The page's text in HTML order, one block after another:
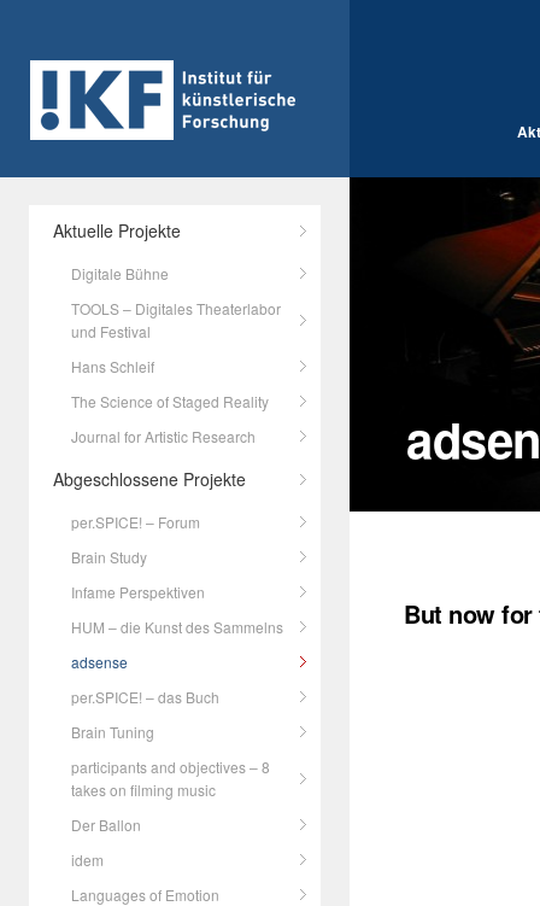
Aktuelle Projekte
Digitale Bühne
TOOLS – Digitales Theaterlabor
und Festival
Hans Schleif
The Science of Staged Reality
Journal for Artistic Research
Abgeschlossene Projekte
per.SPICE! – Forum
Brain Study
Infame Perspektiven
HUM – die Kunst des Sammelns
adsense
per.SPICE! – das Buch
Brain Tuning
participants and objectives – 8
takes on filming music
Der Ballon
idem
Languages of Emotion
But now